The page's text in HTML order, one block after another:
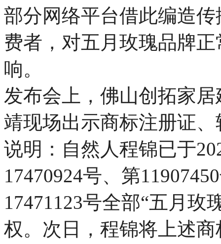
部分网络平台借此编造
费者，对五月玫瑰品牌
响。
发布会上，佛山创拓家
靖现场出示商标注册证
说明：自然人程锦已于
17470924号、第
17471123号全部“五月玫
权。次日，程锦将上述